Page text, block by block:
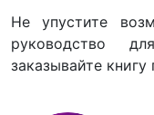
Не упустите
руководство
заказывайте